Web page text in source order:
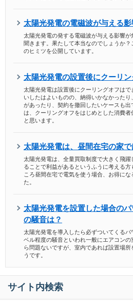
太陽光発電の電磁波が与える影
太陽光発電の発する電磁波が与える影響
聞きます。果たして本当なのでしょうか
のヒミツを公開しています。
太陽光発電の設置後にクーリ
太陽光発電は設置後にクーリングオフは
いしたはよいものの、納得いかなかった
があったり、契約を撤回したいケースも
は、クーリングオフをはじめとした消費
と思います。
太陽光発電は、昼間在宅の家
太陽光発電は、全量買取制度で大きく飛
ることで利益があるというふうに考える
ころ昼間在宅で電気を使う場合、お得に
た。
太陽光発電を設置した場合の
の騒音は？
太陽光発電を導入したら必ずついてくる
ベル程度の騒音といわれ一般にエアコン
ら問題ないですが、室内であれば設置場
うです。
サイト内検索